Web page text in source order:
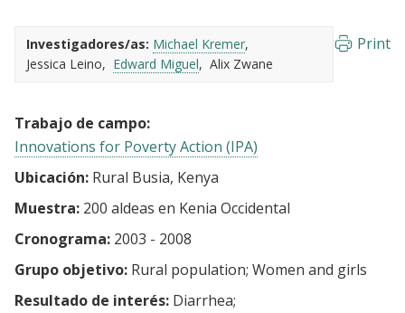
Investigadores/as: Michael Kremer
Jessica Leino
Edward Miguel Alix Zwane
Print
Trabajo de campo:
Innovations for Poverty Action (IPA)
Ubicación: Rural Busia, Kenya
Muestra: 200 aldeas en Kenia Occidental
Cronograma: 2003 - 2008
Grupo objetivo: Rural population Women and girls
Resultado de interés: Diarrhea